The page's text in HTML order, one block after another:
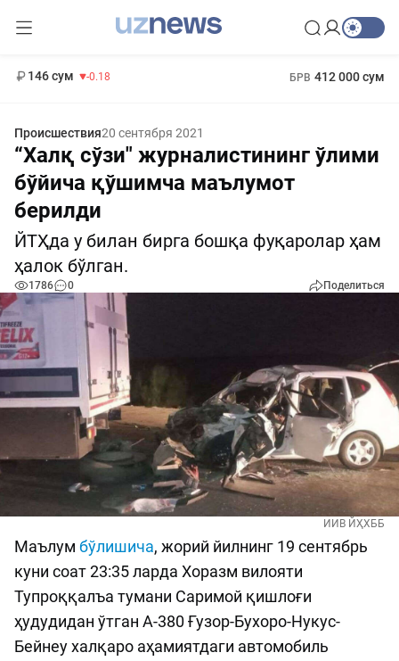
146 сум -0.18 БРВ 412 000 сум
Происшествия20 сентября 2021
“Халқ сўзи" журналистининг ўлими
бўйича қўшимча маълумот
берилди
ЙТҲда у билан бирга бошқа фуқаролар ҳам
ҳалок бўлган.
1786 0 Поделиться
ИИВ ЙҲХББ
Маълум бўлишича, жорий йилнинг 19 сентябрь
куни соат 23:35 ларда Хоразм вилояти
Тупроққалъа тумани Саримой қишлоғи
ҳудудидан ўтган А-380 Ғузор-Бухоро-Нукус-
Бейнеу халқаро аҳамиятдаги автомобиль